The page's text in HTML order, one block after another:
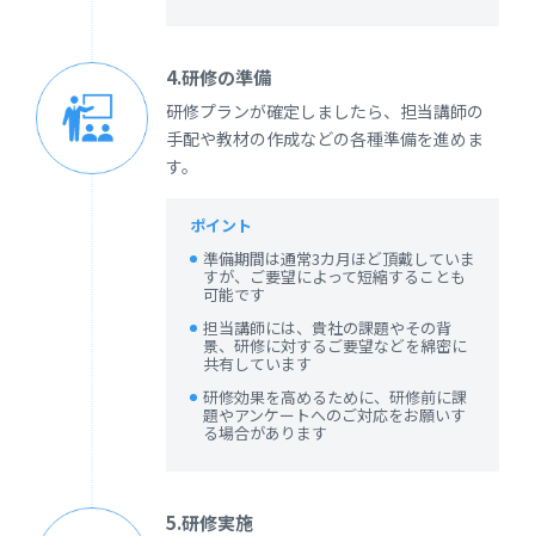
4.研修の準備
研修プランが確定しましたら、担当講師の
手配や教材の作成などの各種準備を進めま
す。
ポイント
準備期間は通常3カ月ほど頂戴していま
すが、ご要望によって短縮することも
可能です
担当講師には、貴社の課題やその背
景、研修に対するご要望などを綿密に
共有しています
研修効果を高めるために、研修前に課
題やアンケートへのご対応をお願いす
る場合があります
5.研修実施